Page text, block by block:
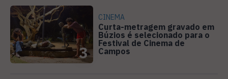
3
CINEMA
Curta-metragem gravado em
Búzios é selecionado para o
Festival de Cinema de
Campos